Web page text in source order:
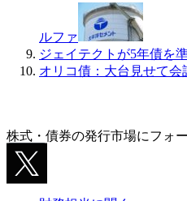
ルファ
ジェイテクトが5年債を
オリコ債：大台見せて会
株式・債券の発行市場にフォ